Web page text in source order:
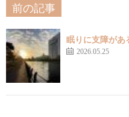
前の記事
眠りに支障があ
2026.05.25